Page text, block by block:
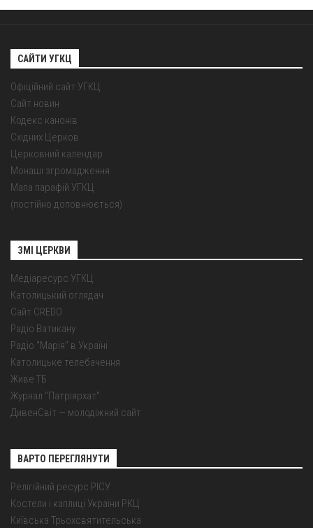
САЙТИ УГКЦ
Офіційний сайт УГКЦ
Сайт новин
Кодекс канонів
Східних Церков
Церковний календар
Монаші згромадження
Мапа парафій УГКЦ
(постійно доповнюється)
ЗМІ ЦЕРКВИ
Медіаресурс УГКЦ
Католицький оглядач
Сайт CREDO
Радіо Ватикану
Радіо "Марія" в Україні
Католицьке телебачення
Живе ТБ
Журнал "Патріярхат"
ДивенСвіт — молодіжний сайт
ВАРТО ПЕРЕГЛЯНУТИ
Релігійний ресурс РІСУ
Костели і каплиці України РКЦ
Київська Трьохсвятительська